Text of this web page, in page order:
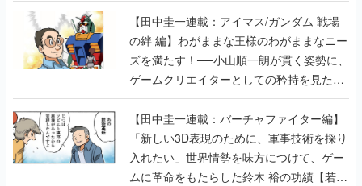
【田中圭一連載：アイマス/ガンダム 戦場
の絆 編】わがままな王様のわがままなニー
ズを満たす！──小山順一朗が貫く姿勢に、
ゲームクリエイターとしての矜持を見た
【若ゲのいたり最終回】
【田中圭一連載：バーチャファイター編】
「新しい3D表現のために、軍事技術を採り
入れたい」世界情勢を味方につけて、ゲー
ムに革命をもたらした鈴木 裕の功績【若ゲ